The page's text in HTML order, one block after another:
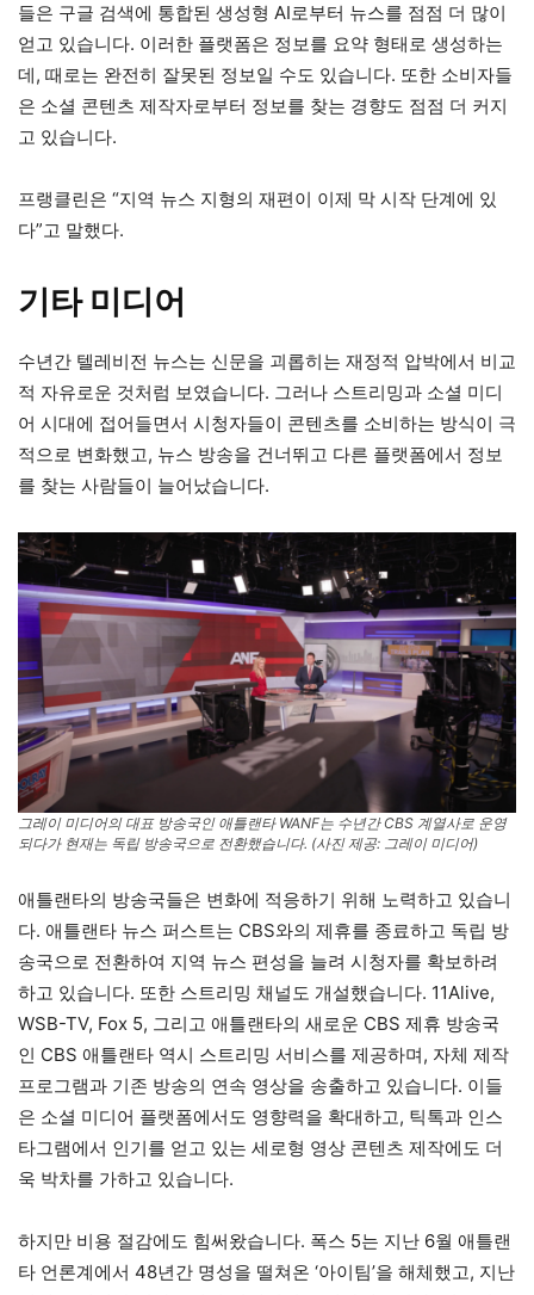
들은 구글 검색에 통합된 생성형 AI로부터 뉴스를 점점 더 많이
얻고 있습니다. 이러한 플랫폼은 정보를 요약 형태로 생성하는
데, 때로는 완전히 잘못된 정보일 수도 있습니다. 또한 소비자들
은 소셜 콘텐츠 제작자로부터 정보를 찾는 경향도 점점 더 커지
고 있습니다.
프랭클린은 “지역 뉴스 지형의 재편이 이제 막 시작 단계에 있
다”고 말했다.
기타 미디어
수년간 텔레비전 뉴스는 신문을 괴롭히는 재정적 압박에서 비교
적 자유로운 것처럼 보였습니다. 그러나 스트리밍과 소셜 미디
어 시대에 접어들면서 시청자들이 콘텐츠를 소비하는 방식이 극
적으로 변화했고, 뉴스 방송을 건너뛰고 다른 플랫폼에서 정보
를 찾는 사람들이 늘어났습니다.
그레이 미디어의 대표 방송국인 애틀랜타 WANF는 수년간 CBS 계열사로 운영
되다가 현재는 독립 방송국으로 전환했습니다. (사진 제공: 그레이 미디어)
애틀랜타의 방송국들은 변화에 적응하기 위해 노력하고 있습니
다. 애틀랜타 뉴스 퍼스트는 CBS와의 제휴를 종료하고 독립 방
송국으로 전환하여 지역 뉴스 편성을 늘려 시청자를 확보하려
하고 있습니다. 또한 스트리밍 채널도 개설했습니다. 11Alive,
WSB-TV, Fox 5, 그리고 애틀랜타의 새로운 CBS 제휴 방송국
인 CBS 애틀랜타 역시 스트리밍 서비스를 제공하며, 자체 제작
프로그램과 기존 방송의 연속 영상을 송출하고 있습니다. 이들
은 소셜 미디어 플랫폼에서도 영향력을 확대하고, 틱톡과 인스
타그램에서 인기를 얻고 있는 세로형 영상 콘텐츠 제작에도 더
욱 박차를 가하고 있습니다.
하지만 비용 절감에도 힘써왔습니다. 폭스 5는 지난 6월 애틀랜
타 언론계에서 48년간 명성을 떨쳐온 ‘아이팀’을 해체했고, 지난